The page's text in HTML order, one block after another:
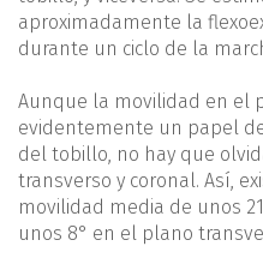
aproximadamente la
durante un ciclo de la
Aunque la movilidad en el
evidentemente un papel
del tobillo, no hay que
transverso y coronal. Así,
movilidad media de unos
unos 8° en el plano